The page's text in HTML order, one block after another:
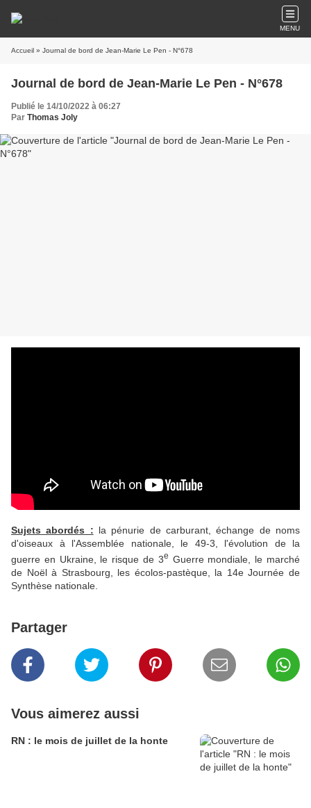
MENU
Accueil » Journal de bord de Jean-Marie Le Pen - N°678
Journal de bord de Jean-Marie Le Pen - N°678
Publié le 14/10/2022 à 06:27
Par Thomas Joly
Sujets abordés : la pénurie de carburant, échange de noms
d'oiseaux à l'Assemblée nationale, le 49-3, l'évolution de la
guerre en Ukraine, le risque de 3e Guerre mondiale, le marché
de Noël à Strasbourg, les écolos-pastèque, la 14e Journée de
Synthèse nationale.
Partager
Vous aimerez aussi
RN : le mois de juillet de la honte